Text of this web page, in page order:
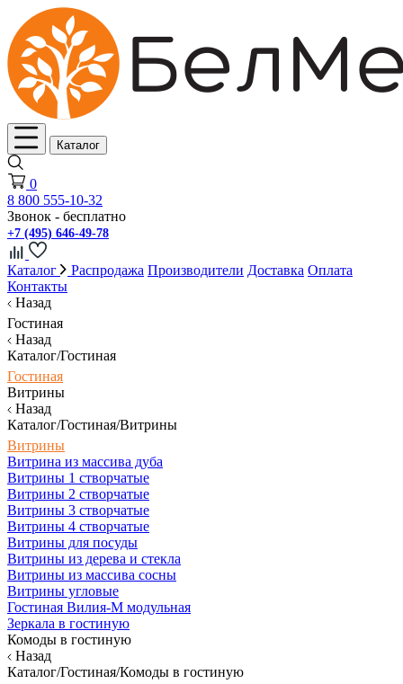
Каталог
0
8 800 555-10-32
Звонок - бесплатно
+7 (495) 646-49-78
Каталог Распродажа Производители Доставка Оплата
Контакты
Назад
Гостиная
Назад
Каталог/Гостиная
Гостиная
Витрины
Назад
Каталог/Гостиная/Витрины
Витрины
Витрина из массива дуба
Витрины 1 створчатые
Витрины 2 створчатые
Витрины 3 створчатые
Витрины 4 створчатые
Витрины для посуды
Витрины из дерева и стекла
Витрины из массива сосны
Витрины угловые
Гостиная Вилия-М модульная
Зеркала в гостиную
Комоды в гостиную
Назад
Каталог/Гостиная/Комоды в гостиную